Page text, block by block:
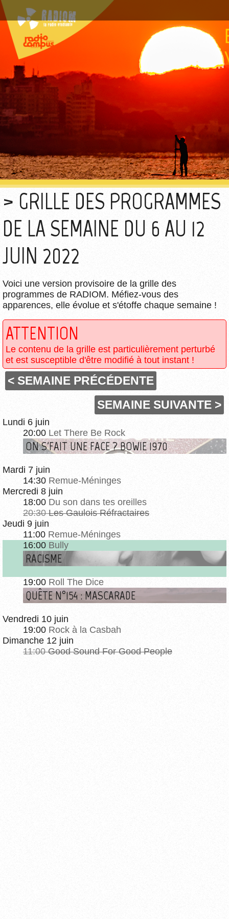
GRILLE DES PROGRAMMES
DE LA SEMAINE DU 6 AU 12
JUIN 2022
Voici une version provisoire de la grille des
programmes de RADIOM. Méfiez-vous des
apparences, elle évolue et s'étoffe chaque semaine !
ATTENTION
Le contenu de la grille est particulièrement perturbé
et est susceptible d'être modifié à tout instant !
< SEMAINE PRÉCÉDENTE
SEMAINE SUIVANTE >
Lundi 6 juin
20:00 Let There Be Rock
ON S'FAIT UNE FACE ? BOWIE 1970
Mardi 7 juin
14:30 Remue-Méninges
Mercredi 8 juin
18:00 Du son dans tes oreilles
20:30 Les Gaulois Réfractaires
Jeudi 9 juin
11:00 Remue-Méninges
16:00 Bully
RACISME
19:00 Roll The Dice
QUÊTE N°154 : MASCARADE
Vendredi 10 juin
19:00 Rock à la Casbah
Dimanche 12 juin
11:00 Good Sound For Good People